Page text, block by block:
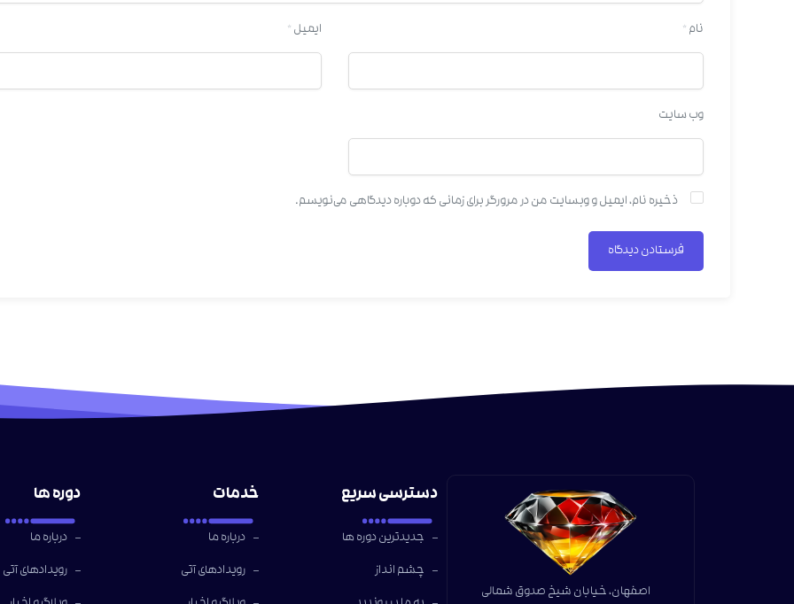
نام * ایمیل *
وب‌ سایت
ذخیره نام، ایمیل و وبسایت من در مرورگر برای زمانی که دوباره دیدگاهی می‌نویسم.
اصفهان، خیابان شیخ صدوق شمالی
دسترسی سریع
جدیدترین دوره ها
چشم انداز
خدمات
درباره ما
رویدادهای آتی
دوره ها
درباره ما
رویدادهای آتی